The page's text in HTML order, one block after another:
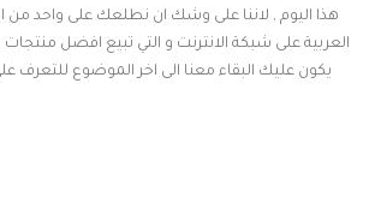
هذا اليوم , لاننا على وشك ان نطلعك على واحد من
العربية على شبكة الانترنت و التي تبيع افضل
يكون عليك البقاء معنا الى اخر الموضوع للتعرف